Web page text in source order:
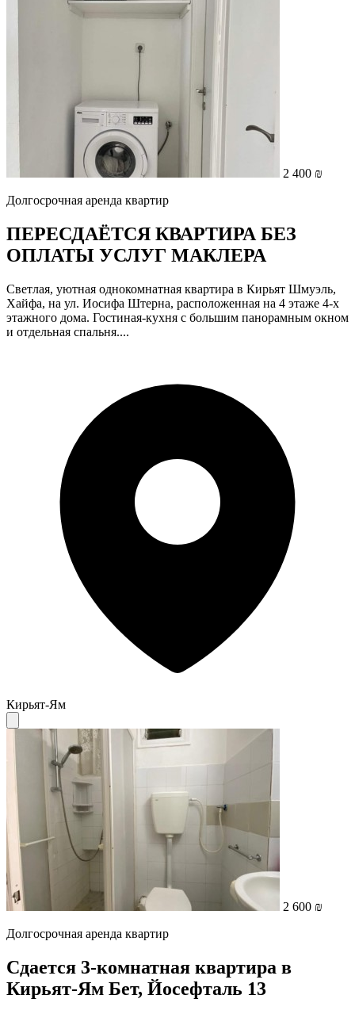
2 400 ₪
Долгосрочная аренда квартир
ПЕРЕСДАЁТСЯ КВАРТИРА БЕЗ
ОПЛАТЫ УСЛУГ МАКЛЕРА
Светлая, уютная однокомнатная квартира в Кирьят Шмуэль,
Хайфа, на ул. Иосифа Штерна, расположенная на 4 этаже 4-х
этажного дома. Гостиная-кухня с большим панорамным окном
и отдельная спальня....
Кирьят-Ям
2 600 ₪
Долгосрочная аренда квартир
Сдается 3-комнатная квартира в
Кирьят-Ям Бет, Йосефталь 13